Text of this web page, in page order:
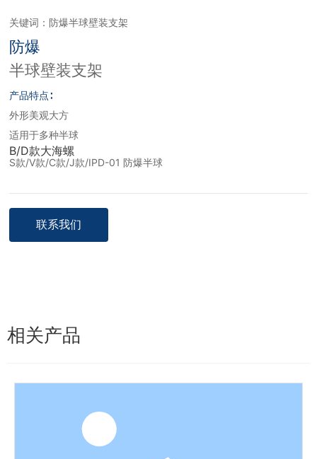
关键词： 防爆半球壁装支架
防爆
半球壁装支架
产品特点∶
外形美观大方
适用于多种半球
B/D款大海螺
S款/V款/C款/J款/IPD-01 防爆半球
联系我们
相关产品